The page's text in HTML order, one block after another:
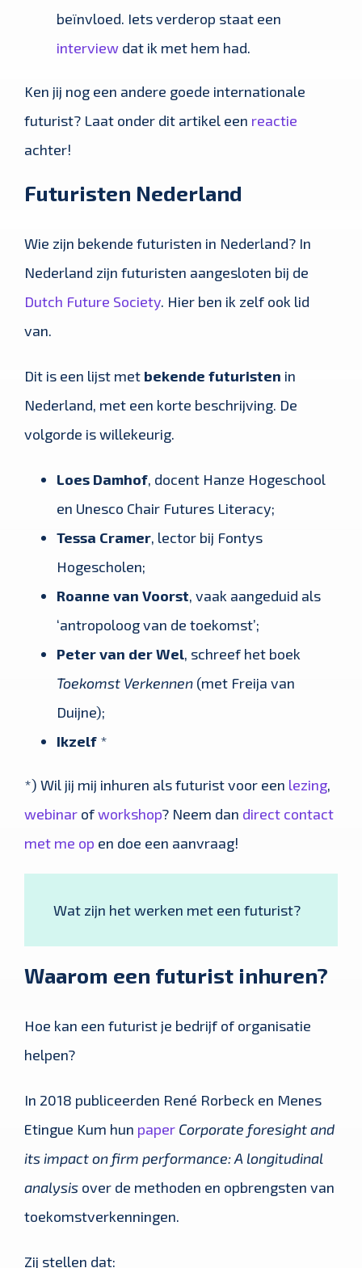
beïnvloed. Iets verderop staat een
interviewdat ik met hem had.
Ken jij nog een andere goede internationale
futurist? Laat onder dit artikel een reactie
achter!
Futuristen Nederland
Wie zijn bekende futuristen in Nederland? In
Nederland zijn futuristen aangesloten bij de
Dutch Future Society. Hier ben ik zelf ook lid
van.
Dit is een lijst met bekende futuristen in
Nederland, met een korte beschrijving. De
volgorde is willekeurig.
Loes Damhof, docent Hanze Hogeschool
en Unesco Chair Futures Literacy;
Tessa Cramer, lector bij Fontys
Hogescholen;
Roanne van Voorst, vaak aangeduid als
‘antropoloog van de toekomst’;
Peter van der Wel, schreef het boek
Toekomst Verkennen (met Freija van
Duijne);
Ikzelf*
*) Wil jij mij inhuren als futurist voor een lezing,
webinarofworkshop? Neem dan direct contact
met me op en doe een aanvraag!
Wat zijn het werken met een futurist?
Waarom een futurist inhuren?
Hoe kan een futurist je bedrijf of organisatie
helpen?
In 2018 publiceerden René Rorbeck en Menes
Etingue Kum hun paper Corporate foresight and
its impact on firm performance: A longitudinal
analysisover de methoden en opbrengsten van
toekomstverkenningen.
Zij stellen dat: